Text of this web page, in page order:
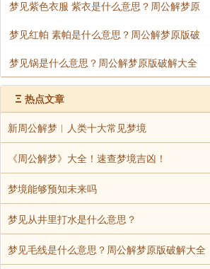
梦见紫色衣服 紫衣是什么意思？周公解梦原
梦见红帕 素帕是什么意思？周公解梦原版破
梦见锅是什么意思？周公解梦原版破解大全
Ξ 热点文章
新周公解梦︱人类十大常见梦境
《周公解梦》大全！速查梦境吉凶！
梦境能够预知未来吗
梦见从井里打水是什么意思？
梦见毛线是什么意思？周公解梦原版破解大全